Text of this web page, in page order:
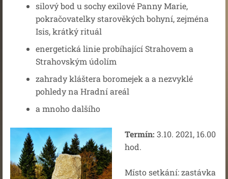
silový bod u sochy exilové Panny Marie,
pokračovatelky starověkých bohyní, zejména
Isis, krátký rituál
energetická linie probíhající Strahovem a
Strahovským údolím
zahrady kláštera boromejek a a nezvyklé
pohledy na Hradní areál
a mnoho dalšího
Termín: 3.10. 2021, 16.00
hod.
Místo setkání: zastávka